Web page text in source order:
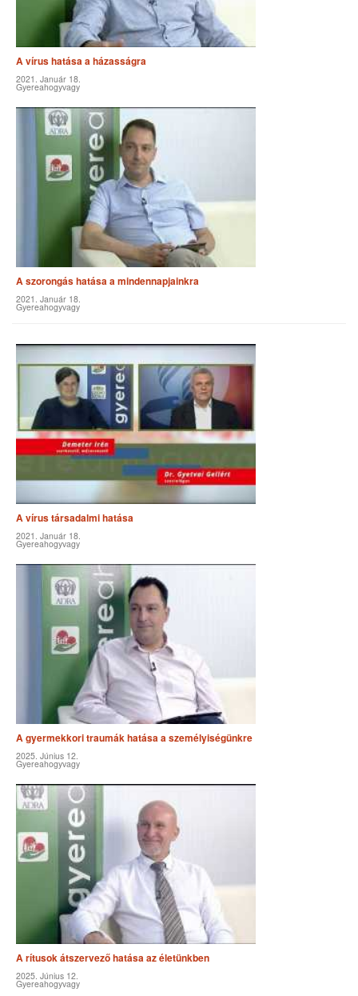
A vírus hatása a házasságra
2021. Január 18.
Gyereahogyvagy
A szorongás hatása a mindennapjainkra
2021. Január 18.
Gyereahogyvagy
A vírus társadalmi hatása
2021. Január 18.
Gyereahogyvagy
A gyermekkori traumák hatása a személyiségünkre
2025. Június 12.
Gyereahogyvagy
A rítusok átszervező hatása az életünkben
2025. Június 12.
Gyereahogyvagy